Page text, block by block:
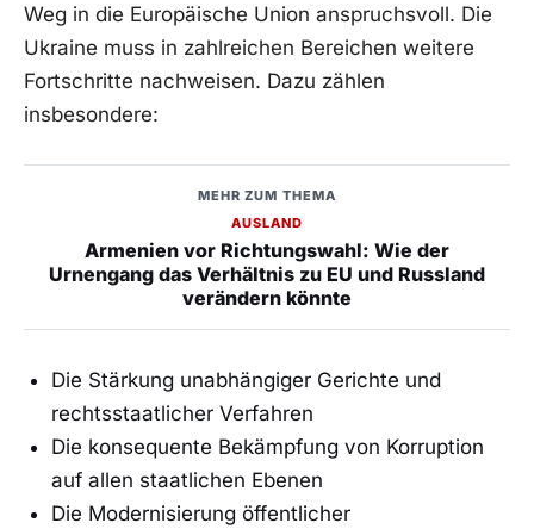
Weg in die Europäische Union anspruchsvoll. Die
Ukraine muss in zahlreichen Bereichen weitere
Fortschritte nachweisen. Dazu zählen
insbesondere:
MEHR ZUM THEMA
AUSLAND
Armenien vor Richtungswahl: Wie der
Urnengang das Verhältnis zu EU und Russland
verändern könnte
Die Stärkung unabhängiger Gerichte und
rechtsstaatlicher Verfahren
Die konsequente Bekämpfung von Korruption
auf allen staatlichen Ebenen
Die Modernisierung öffentlicher